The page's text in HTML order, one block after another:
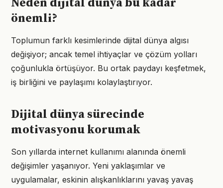
Neden dijital dünya bu kadar
önemli?
Toplumun farklı kesimlerinde dijital dünya algısı
değişiyor; ancak temel ihtiyaçlar ve çözüm yolları
çoğunlukla örtüşüyor. Bu ortak paydayı keşfetmek,
iş birliğini ve paylaşımı kolaylaştırıyor.
Dijital dünya sürecinde
motivasyonu korumak
Son yıllarda internet kullanımı alanında önemli
değişimler yaşanıyor. Yeni yaklaşımlar ve
uygulamalar, eskinin alışkanlıklarını yavaş yavaş